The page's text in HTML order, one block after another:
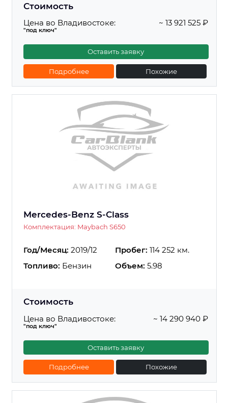
Стоимость
Цена во Владивостоке:
"под ключ"
~ 13 921 525 ₽
Оставить заявку
Подробнее Похожие
Mercedes-Benz S-Class
Комплектация: Maybach S650
Год/Месяц: 2019/12 Пробег: 114 252 км.
Топливо: Бензин Объем: 5.98
Стоимость
Цена во Владивостоке:
"под ключ"
~ 14 290 940 ₽
Оставить заявку
Подробнее Похожие